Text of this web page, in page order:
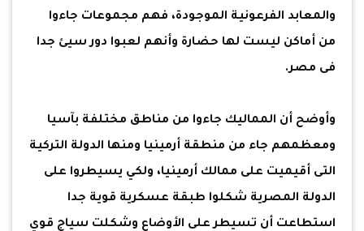
والمعابد الفرعونية الموجودة، فهم مجموعات جاءوا
من أماكن ليست لها حضارة وأنهم لعبوا دور سيئ جدا
فى مصر.
وأوضح أن المماليك جاءوا من مناطق مختلفة بآسيا
ومعظمهم جاء من منطقة أرمينيا ومنها الدولة التركية
التى أقيميت على ممالك أرمينيا، ولكي يسيطروا على
الدولة المصرية شكلوا طبقة عسكرية قوية جدا
استطاعت أن تسيطر على الأوضاع وشكلت سياج قوي